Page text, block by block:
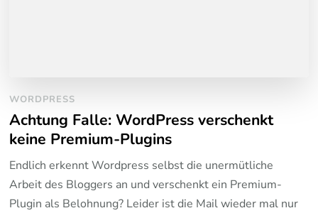
WORDPRESS
Achtung Falle: WordPress verschenkt
keine Premium-Plugins
Endlich erkennt Wordpress selbst die unermütliche
Arbeit des Bloggers an und verschenkt ein Premium-
Plugin als Belohnung? Leider ist die Mail wieder mal nur